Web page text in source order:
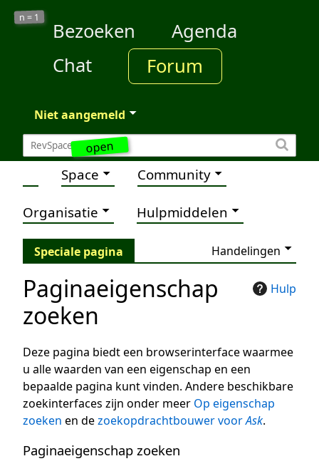
open
n = 1
Bezoeken
Agenda
Chat
Forum
Niet aangemeld
Space Community
Organisatie Hulpmiddelen
Speciale pagina Handelingen
Hulp
Paginaeigenschap
zoeken
Deze pagina biedt een browserinterface waarmee
u alle waarden van een eigenschap en een
bepaalde pagina kunt vinden. Andere beschikbare
zoekinterfaces zijn onder meer Op eigenschap
zoeken en dezoekopdrachtbouwer voorAsk.
Paginaeigenschap zoeken